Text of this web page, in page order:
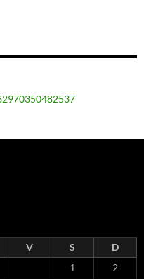
V S
D
1
2